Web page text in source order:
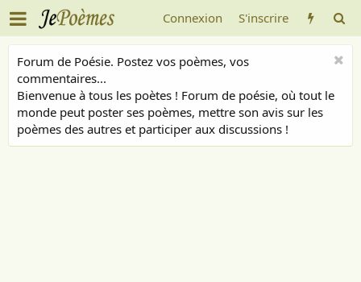
Connexion S'inscrire
Forum de Poésie. Postez vos poèmes, vos
commentaires...
Bienvenue à tous les poètes ! Forum de poésie, où tout le
monde peut poster ses poèmes, mettre son avis sur les
poèmes des autres et participer aux discussions !